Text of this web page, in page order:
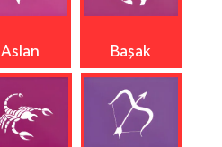
Aslan Başak